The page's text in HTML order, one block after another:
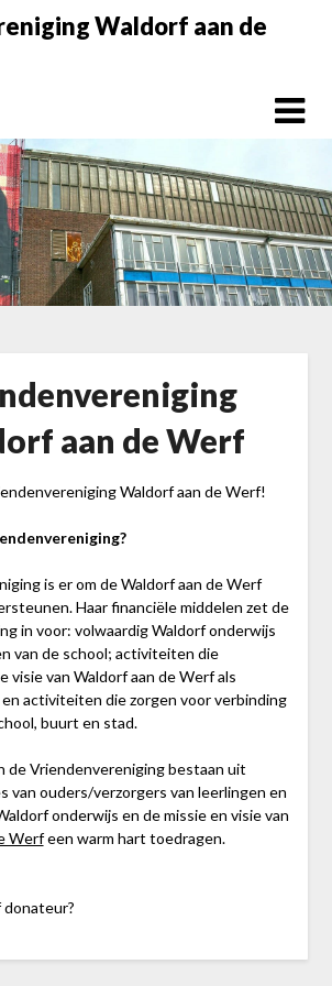
Waldorf aan de
aan de Werf
Waldorf aan de Werf!
is er om de Waldorf aan de Werf
Haar financiële middelen zet de
in voor: volwaardig Waldorf onderwijs
van de school; activiteiten die
visie van Waldorf aan de Werf als
activiteiten die zorgen voor verbinding
buurt en stad.
de Vriendenvereniging bestaan uit
van ouders/verzorgers van leerlingen en
onderwijs en de missie en visie van
Werfeen warm hart toedragen.
donateur?